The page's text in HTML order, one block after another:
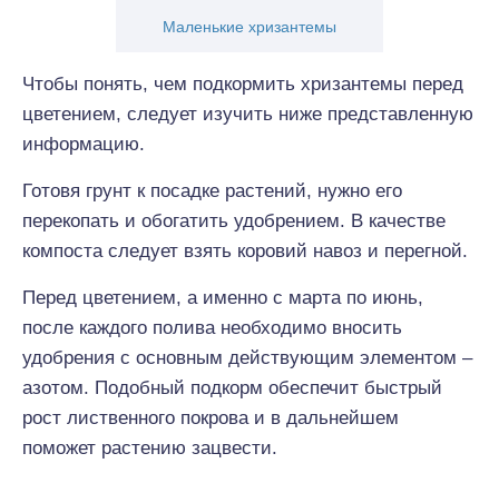
Маленькие хризантемы
Чтобы понять, чем подкормить хризантемы перед
цветением, следует изучить ниже представленную
информацию.
Готовя грунт к посадке растений, нужно его
перекопать и обогатить удобрением. В качестве
компоста следует взять коровий навоз и перегной.
Перед цветением, а именно с марта по июнь,
после каждого полива необходимо вносить
удобрения с основным действующим элементом –
азотом. Подобный подкорм обеспечит быстрый
рост лиственного покрова и в дальнейшем
поможет растению зацвести.